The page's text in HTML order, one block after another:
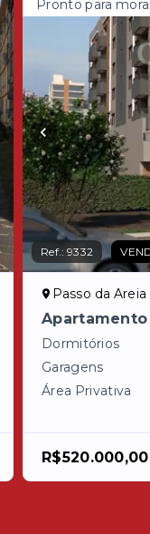
Pronto para
Ref.:9332
Passo da
Dormitórios
Garagens
Área Privativa
R$520.000,00